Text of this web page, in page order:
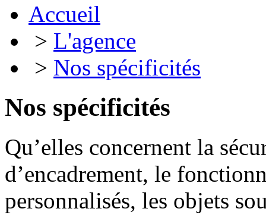
Accueil
> L'agence
> Nos spécificités
Nos spécificités
Qu’elles concernent la
d’encadrement, le
personnalisés, les objets